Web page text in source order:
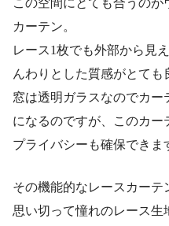
カーテン。
レース1枚でも外部から見
んわりとした質感がとても
窓は透明ガラスなのでカー
になるのですが、このカー
プライバシーも確保できま
その機能的なレースカーテ
思い切って憧れのレース生